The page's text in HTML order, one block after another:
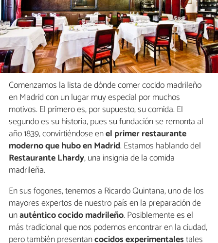
Comenzamos la lista de dónde comer cocido madrileño
en Madrid con un lugar muy especial por muchos
motivos. El primero es, por supuesto, su comida. El
segundo es su historia, pues su fundación se remonta al
año 1839, convirtiéndose enel primer restaurante
moderno que hubo en Madrid. Estamos hablando del
Restaurante Lhardy, una insignia de la comida
madrileña.
En sus fogones, tenemos a Ricardo Quintana, uno de los
mayores expertos de nuestro país en la preparación de
unauténtico cocido madrileño. Posiblemente es el
más tradicional que nos podemos encontrar en la ciudad,
pero también presentancocidos experimentalestales